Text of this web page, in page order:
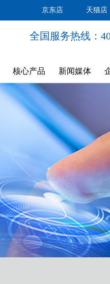
京东店 天猫店
全国服务热线：
核心产品 新闻媒体